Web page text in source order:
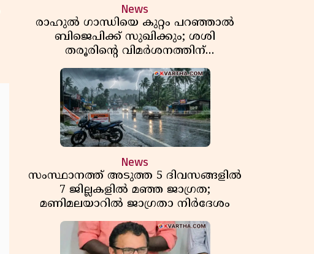
News
രാഹുൽ ഗാന്ധിയെ കുറ്റം പറഞ്ഞാൽ
ബിജെപിക്ക് സുഖിക്കും; ശശി
തരൂരിന്റെ വിമർശനത്തിന്
മറുപടിയുമായി കെ സി
വേണുഗോപാൽ
News
സംസ്ഥാനത്ത് അടുത്ത 5 ദിവസങ്ങളിൽ
7 ജില്ലകളിൽ മഞ്ഞ ജാഗ്രത;
മണിമലയാറിൽ ജാഗ്രതാ നിർദേശം